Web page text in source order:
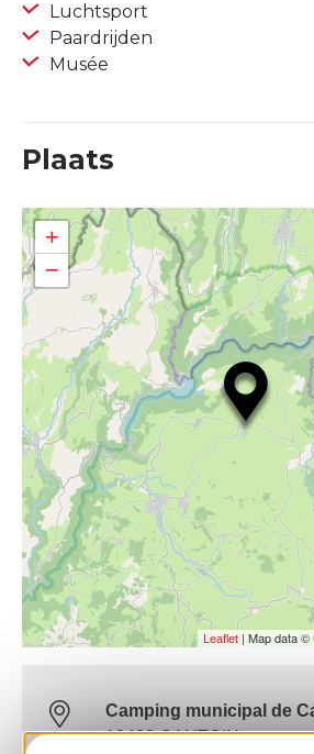
Luchtsport
Paardrijden
Musée
Plaats
+
−
Leaflet | Map data ©
Camping municipal de
12420 CANTOIN